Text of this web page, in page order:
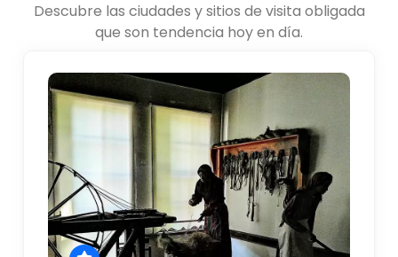
Descubre las ciudades y sitios de visita obligada
que son tendencia hoy en día.